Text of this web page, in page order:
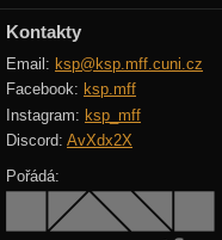
Kontakty
Email: ksp@ksp.mff.cuni.cz
Facebook: ksp.mff
Instagram: ksp_mff
Discord: AvXdx2X
Pořádá: